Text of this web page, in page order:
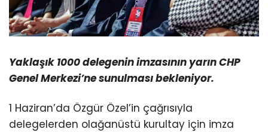
Yaklaşık 1000 delegenin imzasının yarın CHP
Genel Merkezi’ne sunulması bekleniyor.
1 Haziran’da Özgür Özel’in çağrısıyla
delegelerden olağanüstü kurultay için imza